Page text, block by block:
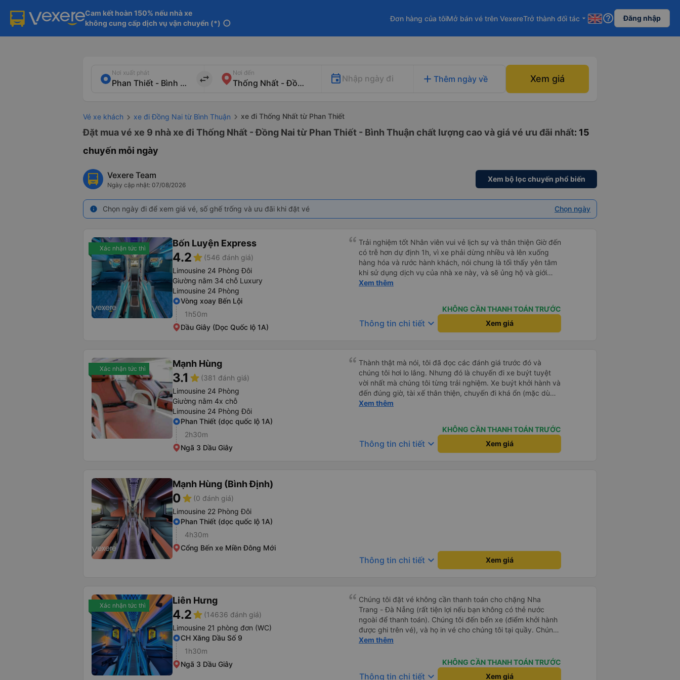
Cam kết hoàn 150% nếu nhà xe
không cung cấp dịch vụ vận chuyển (*) info
Đơn hàng của tôiMở bán vé trên VexereTrở thành đối tác arrow_drop_down help_outline Đăng nhập
Nơi xuất phát
import_export
Nơi đến
Nhập ngày đi add Thêm ngày về Xem giá
Vé xe khách xe đi Đồng Nai từ Bình Thuận xe đi Thống Nhất từ Phan Thiết
Đặt mua vé xe 9 nhà xe đi Thống Nhất - Đồng Nai từ Phan Thiết - Bình Thuận chất lượng cao và giá vé ưu đãi nhất: 15
chuyến mỗi ngày
Vexere Team
Ngày cập nhật: 07/08/2026
Xem bộ lọc chuyến phổ biến
info Chọn ngày đi để xem giá vé, số ghế trống và ưu đãi khi đặt vé Chọn ngày
Xác nhận tức thì Bốn Luyện Express
4.2star (546 đánh giá)
Limousine 24 Phòng Đôi
Giường nằm 34 chỗ Luxury
Limousine 24 Phòng
Vòng xoay Bến Lội
1h50m
Dầu Giây (Dọc Quốc lộ 1A)
Trải nghiệm tốt Nhân viên vui vẻ lịch sự và thân thiện Giờ đến
có trễ hơn dự định 1h, vì xe phải dừng nhiều và lên xuống
hàng hóa và rước hành khách, nói chung là tối thấy yên tâm
khi sử dụng dịch vụ của nhà xe này, và sẽ ủng hộ và giới
thiệu cho người thân sử dụng dịch vụ của nhà xe này
Xem thêm
KHÔNG CẦN THANH TOÁN TRƯỚC
Thông tin chi tiết keyboard_arrow_down Xem giá
Xác nhận tức thì Mạnh Hùng
3.1 star (381 đánh giá)
Limousine 24 Phòng
Giường nằm 4x chỗ
Limousine 24 Phòng Đôi
Phan Thiết (dọc quốc lộ 1A)
2h30m
Ngã 3 Dầu Giây
Thành thật mà nói, tôi đã đọc các đánh giá trước đó và
chúng tôi hơi lo lắng. Nhưng đó là chuyến đi xe buýt tuyệt
vời nhất mà chúng tôi từng trải nghiệm. Xe buýt khởi hành và
đến đúng giờ, tài xế thân thiện, chuyến đi khá ổn (mặc dù
vẫn hơi xóc, nhưng đó là đặc trưng của Việt Nam ^^), và chỗ
Xem thêm
KHÔNG CẦN THANH TOÁN TRƯỚC
Thông tin chi tiết keyboard_arrow_down Xem giá
Mạnh Hùng (Bình Định)
0star (0 đánh giá)
Limousine 22 Phòng Đôi
Phan Thiết (dọc quốc lộ 1A)
4h30m
Cổng Bến xe Miền Đông Mới
Thông tin chi tiết keyboard_arrow_down Xem giá
Xác nhận tức thì Liên Hưng
4.2star (14636 đánh giá)
Limousine 21 phòng đơn (WC)
CH Xăng Dầu Số 9
1h30m
Ngã 3 Dầu Giây
Chúng tôi đặt vé không cần thanh toán cho chặng Nha
Trang - Đà Nẵng (rất tiện lợi nếu bạn không có thẻ nước
ngoài để thanh toán). Chúng tôi đến bến xe (điểm khởi hành
được ghi trên vé), và họ in vé cho chúng tôi tại quầy. Chúng
tôi cũng quyết định mua vé chiều về trực tiếp tại quầy, vì giá
buýt nhỏ đến điểm hẹn, sau đó chuyển sang xe giường nằm.
Tôi khuyên bạn nên mang theo áo len ấm hoặc áo khoác
Xem thêm
KHÔNG CẦN THANH TOÁN TRƯỚC
Thông tin chi tiết keyboard_arrow_down Xem giá